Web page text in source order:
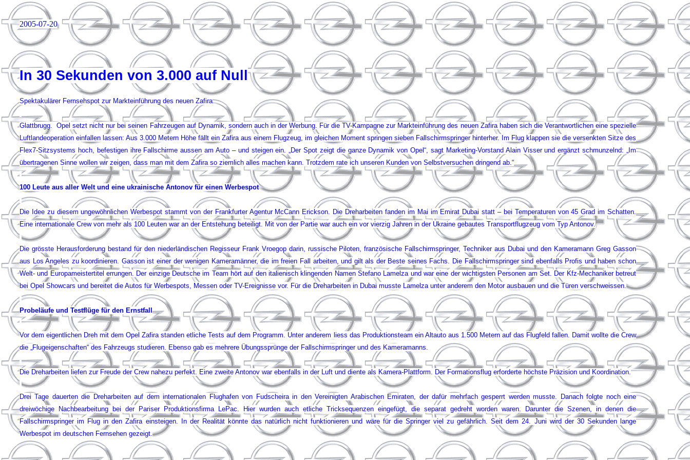
2005-07-20
In 30 Sekunden von 3.000 auf Null
Spektakulärer Fernsehspot zur Markteinführung des neuen Zafira
Glattbrugg. Opel setzt nicht nur bei seinen Fahrzeugen auf Dynamik, sondern auch in der Werbung. Für die TV-Kampagne zur Markteinführung des neuen Zafira haben sich die Verantwortlichen eine spezielle
Luftlandeoperation einfallen lassen: Aus 3.000 Metern Höhe fällt ein Zafira aus einem Flugzeug, im gleichen Moment springen sieben Fallschirmspringer hinterher. Im Flug klappen sie die versenkten Sitze des
Flex7-Sitzsystems hoch, befestigen ihre Fallschirme aussen am Auto – und steigen ein. „Der Spot zeigt die ganze Dynamik von Opel“, sagt Marketing-Vorstand Alain Visser und ergänzt schmunzelnd: „Im
übertragenen Sinne wollen wir zeigen, dass man mit dem Zafira so ziemlich alles machen kann. Trotzdem rate ich unseren Kunden von Selbstversuchen dringend ab.“
100 Leute aus aller Welt und eine ukrainische Antonov für einen Werbespot
Die Idee zu diesem ungewöhnlichen Werbespot stammt von der Frankfurter Agentur McCann Erickson. Die Dreharbeiten fanden im Mai im Emirat Dubai statt – bei Temperaturen von 45 Grad im Schatten.
Eine internationale Crew von mehr als 100 Leuten war an der Entstehung beteiligt. Mit von der Partie war auch ein vor vierzig Jahren in der Ukraine gebautes Transportflugzeug vom Typ Antonov.
Die grösste Herausforderung bestand für den niederländischen Regisseur Frank Vroegop darin, russische Piloten, französische Fallschirmspringer, Techniker aus Dubai und den Kameramann Greg Gasson
aus Los Angeles zu koordinieren. Gasson ist einer der wenigen Kameramänner, die im freien Fall arbeiten, und gilt als der Beste seines Fachs. Die Fallschirmspringer sind ebenfalls Profis und haben schon
Welt- und Europameistertitel errungen. Der einzige Deutsche im Team hört auf den italienisch klingenden Namen Stefano Lamelza und war eine der wichtigsten Personen am Set. Der Kfz-Mechaniker betreut
bei Opel Showcars und bereitet die Autos für Werbespots, Messen oder TV-Ereignisse vor. Für die Dreharbeiten in Dubai musste Lamelza unter anderem den Motor ausbauen und die Türen verschweissen.
Probeläufe und Testflüge für den Ernstfall
Vor dem eigentlichen Dreh mit dem Opel Zafira standen etliche Tests auf dem Programm. Unter anderem liess das Produktionsteam ein Altauto aus 1.500 Metern auf das Flugfeld fallen. Damit wollte die Crew
die „Flugeigenschaften“ des Fahrzeugs studieren. Ebenso gab es mehrere Übungssprünge der Fallschirmspringer und des Kameramanns.
Die Dreharbeiten liefen zur Freude der Crew nahezu perfekt. Eine zweite Antonov war ebenfalls in der Luft und diente als Kamera-Plattform. Der Formationsflug erforderte höchste Präzision und Koordination.
Drei Tage dauerten die Dreharbeiten auf dem internationalen Flughafen von Fudscheira in den Vereinigten Arabischen Emiraten, der dafür mehrfach gesperrt werden musste. Danach folgte noch eine
dreiwöchige Nachbearbeitung bei der Pariser Produktionsfirma LePac. Hier wurden auch etliche Tricksequenzen eingefügt, die separat gedreht worden waren. Darunter die Szenen, in denen die
Fallschirmspringer im Flug in den Zafira einsteigen. In der Realität könnte das natürlich nicht funktionieren und wäre für die Springer viel zu gefährlich. Seit dem 24. Juni wird der 30 Sekunden lange
Werbespot im deutschen Fernsehen gezeigt.